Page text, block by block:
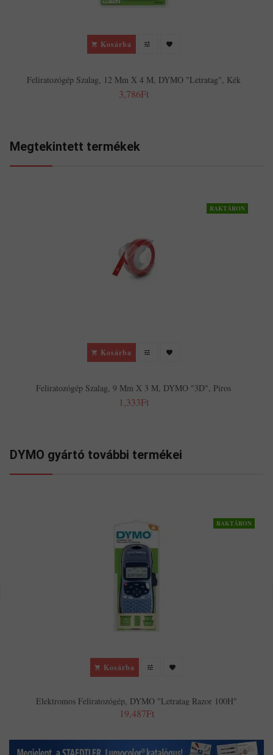
Kosárba
Feliratozógép Szalag, 12 Mm X 4 M, DYMO "Letratag", Kék
3,786Ft
Megtekintett termékek
RAKTÁRON
Kosárba
Feliratozógép Szalag, 9 Mm X 3 M, DYMO "3D", Piros
1,333Ft
DYMO gyártó további termékei
RAKTÁRON
Kosárba
Elektromos Feliratozógép, DYMO "Letratag Razor 100H"
19,487Ft